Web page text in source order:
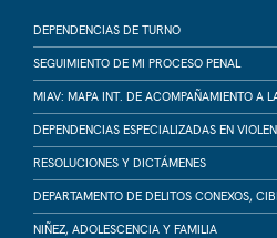
DEPENDENCIAS DE TURNO
SEGUIMIENTO DE MI PROCESO PENAL
MIAV: MAPA INT. DE ACOMPAÑAMIENTO A
DEPENDENCIAS ESPECIALIZADAS EN
RESOLUCIONES Y DICTÁMENES
DEPARTAMENTO DE DELITOS CONEXOS,
NIÑEZ, ADOLESCENCIA Y FAMILIA